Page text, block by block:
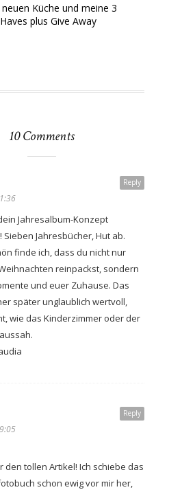
neuen Küche und meine 3
plus Give Away
10 Comments
Reply
Jahresalbum-Konzept
Jahresbücher, Hut ab.
finde ich, dass du nicht nur
reinpackst, sondern
und euer Zuhause. Das
später unglaublich wertvoll,
wie das Kinderzimmer oder der
Reply
den tollen Artikel! Ich schiebe das
schon ewig vor mir her,